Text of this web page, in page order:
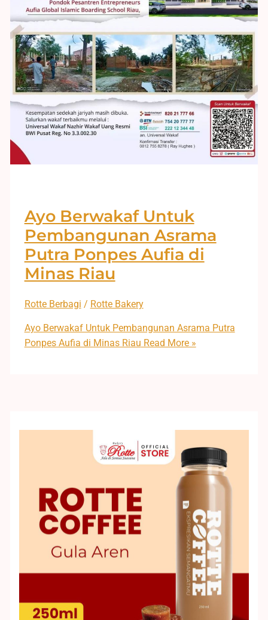
Ayo Berwakaf Untuk
Pembangunan Asrama
Putra Ponpes Aufia di
Minas Riau
Rotte Berbagi / Rotte Bakery
Ayo Berwakaf Untuk Pembangunan Asrama Putra
Ponpes Aufia di Minas Riau Read More »